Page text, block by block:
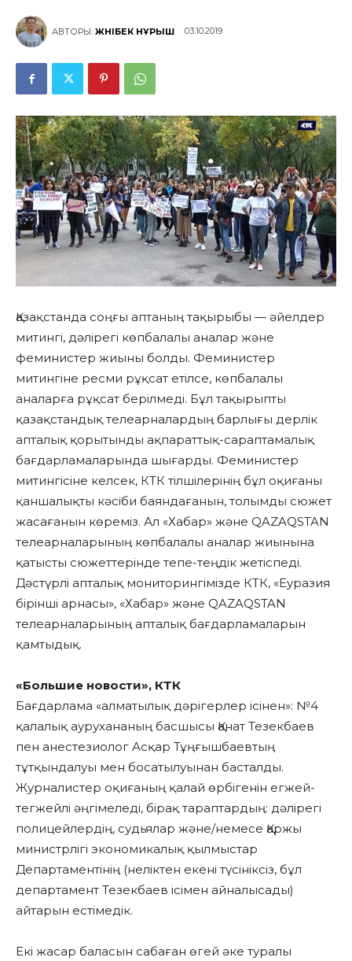
АВТОРЫ: ЖӘНІБЕК НҰРЫШ 03.10.2019
Қазақстанда соңғы аптаның тақырыбы — әйелдер
митингі, дәлірегі көпбалалы аналар және
феминистер жиыны болды. Феминистер
митингіне ресми рұқсат етілсе, көпбалалы
аналарға рұқсат берілмеді. Бұл тақырыпты
қазақстандық телеарналардың барлығы дерлік
апталық қорытынды ақпараттық-сараптамалық
бағдарламаларында шығарды. Феминистер
митингісіне келсек, КТК тілшілерінің бұл оқиғаны
қаншалықты кәсіби баяндағанын, толымды сюжет
жасағанын көреміз. Ал «Хабар» және QAZAQSTAN
телеарналарының көпбалалы аналар жиынына
қатысты сюжеттерінде тепе-теңдік жетіспеді.
Дәстүрлі апталық мониторингімізде КТК, «Еуразия
бірінші арнасы», «Хабар» және QAZAQSTAN
телеарналарының апталық бағдарламаларын
қамтыдық.
«Большие новости», КТК
Бағдарлама «алматылық дәрігерлер ісінен»: №4
қалалық аурухананың басшысы Қанат Тезекбаев
пен анестезиолог Асқар Тұңғышбаевтың
тұтқындалуы мен босатылуынан басталды.
Журналистер оқиғаның қалай өрбігенін егжей-
тегжейлі әңгімеледі, бірақ тараптардың: дәлірегі
полицейлердің, судьялар және/немесе Қаржы
министрлігі экономикалық қылмыстар
Департаментінің (неліктен екені түсініксіз, бұл
департамент Тезекбаев ісімен айналысады)
айтарын естімедік.
Екі жасар баласын сабаған өгей әке туралы